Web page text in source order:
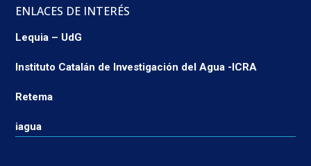
ENLACES DE INTERÉS
Lequia – UdG
Instituto Catalán de Investigación del Agua -ICRA
Retema
iagua